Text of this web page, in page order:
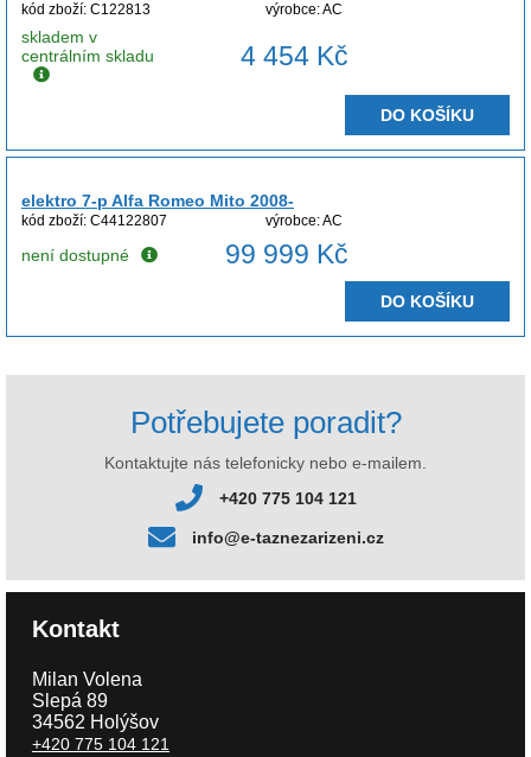
kód zboží: C122813 výrobce: AC
skladem v
centrálním skladu
4 454 Kč
DO KOŠÍKU
elektro 7-p Alfa Romeo Mito 2008-
kód zboží: C44122807 výrobce: AC
není dostupné 99 999 Kč
DO KOŠÍKU
Potřebujete poradit?
Kontaktujte nás telefonicky nebo e-mailem.
+420 775 104 121
info@e-taznezarizeni.cz
Kontakt
Milan Volena
Slepá 89
34562 Holýšov
+420 775 104 121